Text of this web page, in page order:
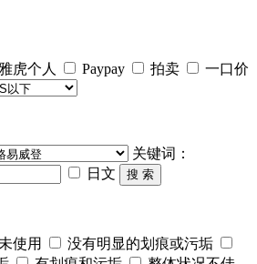
雅虎个人 Paypay 拍卖 一口价
关键词：
日文
搜 索
使用
没有明显的划痕或污垢